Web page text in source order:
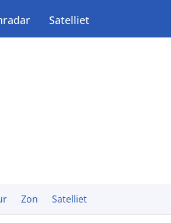
Satelliet
Zon Satelliet